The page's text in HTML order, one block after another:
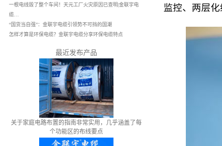
一根电线毁了整个车间！天元工厂火灾原因已查明|金联宇电
缆…
“国货当自强”：金联宇电缆引领势不可挡的国潮
怎样才算是环保电缆？金联宇电缆分享环保电缆特点
最近发布产品
关于家庭电路布置的指南非常实用，几乎涵盖了每
个功能区的布线要点
监控、两层